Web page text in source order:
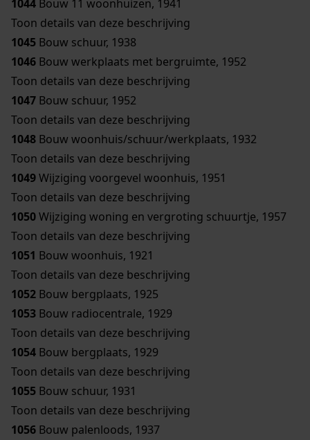
1044 Bouw 11 woonhuizen, 1941
Toon details van deze beschrijving
1045 Bouw schuur, 1938
1046 Bouw werkplaats met bergruimte, 1952
Toon details van deze beschrijving
1047 Bouw schuur, 1952
Toon details van deze beschrijving
1048 Bouw woonhuis/schuur/werkplaats, 1932
Toon details van deze beschrijving
1049Wijziging voorgevel woonhuis, 1951
Toon details van deze beschrijving
1050Wijziging woning en vergroting schuurtje, 1957
Toon details van deze beschrijving
1051 Bouw woonhuis, 1921
Toon details van deze beschrijving
1052 Bouw bergplaats, 1925
1053 Bouw radiocentrale, 1929
Toon details van deze beschrijving
1054 Bouw bergplaats, 1929
Toon details van deze beschrijving
1055 Bouw schuur, 1931
Toon details van deze beschrijving
1056 Bouw palenloods, 1937